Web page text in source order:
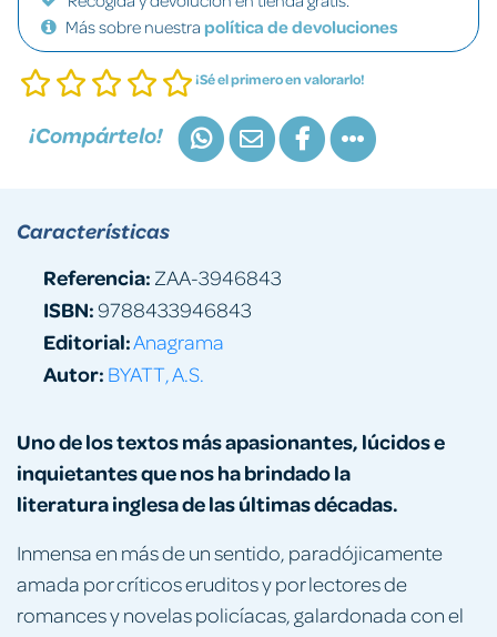
Más sobre nuestra política de devoluciones
¡Sé el primero en valorarlo!
¡Compártelo!
Uno de los textos más apasionantes, lúcidos e
inquietantes que nos ha brindado la
literatura inglesa de las últimas décadas.
Inmensa en más de un sentido, paradójicamente
amada por críticos eruditos y por lectores de
romances y novelas policíacas, galardonada con el
Características
Referencia: ZAA-3946843
ISBN:9788433946843
Editorial:Anagrama
Autor: BYATT, A.S.